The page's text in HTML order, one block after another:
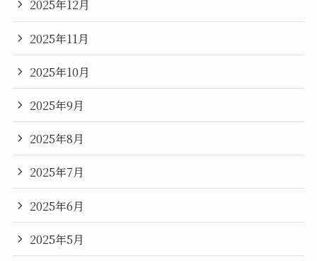
2025年12月
2025年11月
2025年10月
2025年9月
2025年8月
2025年7月
2025年6月
2025年5月